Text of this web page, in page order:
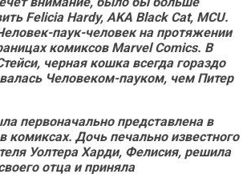
Felicia Hardy, AKA Black Cat, MCU.
паук-человек на протяжении
комиксов Marvel Comics. В
черная кошка всегда гораздо
Человеком-пауком, чем Питер
первоначально представлена ​​в
комиксах. Дочь печально известного
Уолтера Харди, Фелисия, решила
отца и приняла